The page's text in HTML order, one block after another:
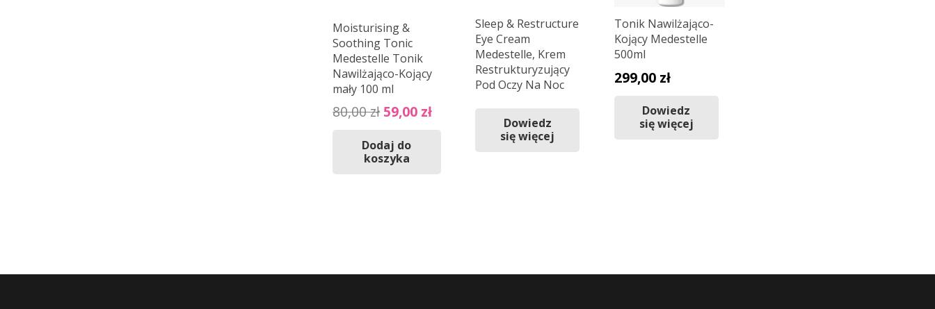
Moisturising &
Soothing Tonic
Medestelle Tonik
Nawilżająco-Kojący
mały 100 ml
80,00zł Pierwotna
wynosiła:
80,00 zł.
59,00 złAktualna
Dodaj do
koszyka
Sleep & Restructure
Eye Cream
Medestelle, Krem
Restrukturyzujący
Pod Oczy Na Noc
Dowiedz
się więcej
Tonik Nawilżająco-
Kojący Medestelle
500ml
299,00 zł
Dowiedz
się więcej